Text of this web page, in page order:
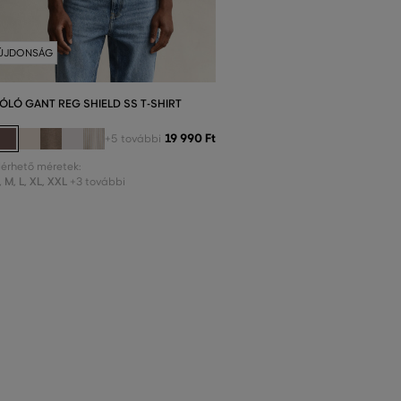
GANT REG SHIELD SS T-SHIRT
+5 további 19 990 Ft
méretek:
, M, L, XL, XXL +3 további